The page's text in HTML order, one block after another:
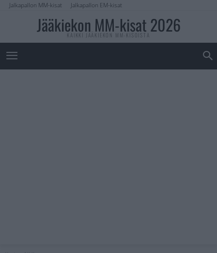
Jalkapallon MM-kisat Jalkapallon EM-kisat
Jääkiekon MM-kisat 2026
KAIKKI JÄÄKIEKON MM-KISOISTA